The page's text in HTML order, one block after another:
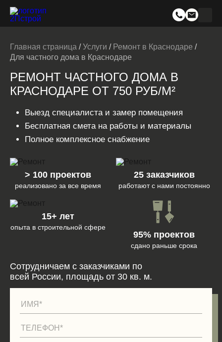
Главная страница /Услуги / Ремонт в Краснодаре /
Для частного дома в Краснодаре
РЕМОНТ ЧАСТНОГО ДОМА В
КРАСНОДАРЕ ОТ 750 РУБ/М²
Выезд специалиста и замер помещения
Бесплатная смета на работы и материалы
Полное комплексное снабжение
> 100 проектов
реализовано за все время
25 заказчиков
работают с нами постоянно
15+ лет
опыта в строительной сфере
95% проектов
сдано раньше срока
Сотрудничаем с заказчиками по
всей России, площадь от 30 кв. м.